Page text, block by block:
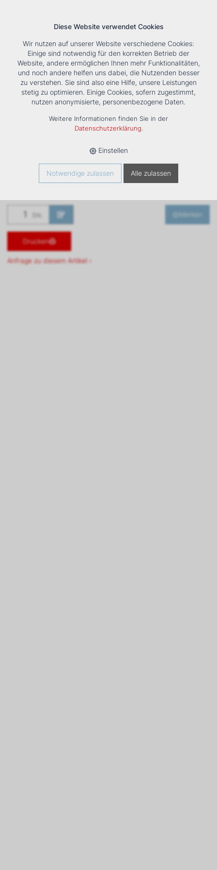
Tools Unternehmen Karriere KontaktSuche
HOME › PRODUKTE › KÄLTE/KLIMA › FANCOILS ›
VENTILATORKONVEKTOR ESTRO FU GT 4
Ventilatorkonvektor
ESTRO FU GT 4
1261419
Stk. Merken
Drucken
Anfrage zu diesem Artikel ›
Diese Website verwendet Cookies
Wir nutzen auf unserer Website verschiedene Cookies:
Einige sind notwendig für den korrekten Betrieb der
Website, andere ermöglichen Ihnen mehr Funktionalitäten,
und noch andere helfen uns dabei, die Nutzenden besser
zu verstehen. Sie sind also eine Hilfe, unsere Leistungen
stetig zu optimieren. Einige Cookies, sofern zugestimmt,
nutzen anonymisierte, personenbezogene Daten.
Weitere Informationen finden Sie in der
Datenschutzerklärung.
Einstellen
Notwendige zulassen Alle zulassen